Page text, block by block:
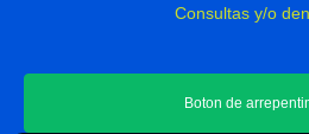
Consultas y/o
Boton de